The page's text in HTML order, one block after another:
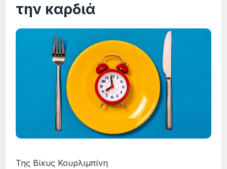
την καρδιά
Της Βίκυς Κουρλιμπίνη